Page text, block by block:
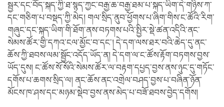
སྦྱར་དང་བོད་སྐད་ཀྱི་ཐ་སྙད་ཀྱང་བརྒྱ་ཆ་བརྒྱ་ཐམ་པ་སྐད་ཡིག་དེ་གཉིས་ཀ་
དང་གཅིག་པ་བསྡད་ཀྱི་མེད། གལ་སྲིད་ནུབ་ཕྱོགས་པ་ཞིག་གིས་ང་ཚོའི་རིག་
གཞུང་དང་སྐད་ཡིག་གི་ཐོག་ནས་བཏགས་པའི་སྤྱིར་སྡེ་ཚན་འདིའི་ནང་
སེམས་ཚོར་གྱི་དཀའ་ངལ་མྱོང་བ་དང་། དེ་དག་ལས་ཐར་བའི་ཆེད་དུ་ནང་
ཆོས་ཀྱི་ཐབས་ལམ་སྦྱོང་འདོད་ཡོད་ན། དེ་དག་ལ་ང་ཚོས་རྟོག་བཏགས་བྱས་
ཡོད་དུས། ང་ཚོས་སོ་སོའི་སེམས་ཚོར་ལ་བརྟག་དཔྱད་བྱས་ནས་ཉུང་དུ་གཏོང་
དགོས་པ་ཆགས་སྲིད་ལ། ནང་ཆོས་ནང་འགྲེལ་བཤད་བྱས་པ་བཞིན་ཉོན་
མོངས་ཁ་ཤས་དང་མཉམ་སྡེབ་བྱས་ནས་མེད་པ་བཟོ་ཐབས་བྱེད་དགོས།